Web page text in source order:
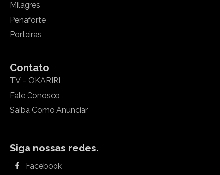
Milagres
Penaforte
Porteiras
Contato
TV – OKARIRI
Fale Conosco
Saiba Como Anunciar
Siga nossas redes.
Facebook